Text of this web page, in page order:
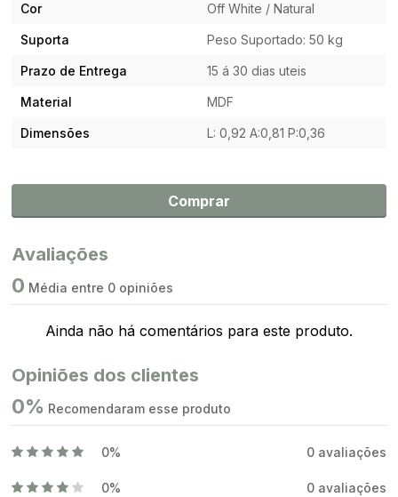
Cor Off White / Natural
Suporta Peso Suportado: 50 kg
Prazo de Entrega 15 á 30 dias uteis
Material MDF
Dimensões L: 0,92 A:0,81 P:0,36
Comprar
Avaliações
0 Média entre 0 opiniões
Ainda não há comentários para este produto.
Opiniões dos clientes
0% Recomendaram esse produto
0% 0 avaliações
0% 0 avaliações